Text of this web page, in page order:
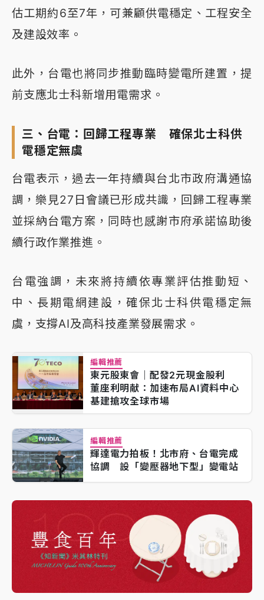
估工期約6至7年，可兼顧供電穩定、工程安全
及建設效率。
此外，台電也將同步推動臨時變電所建置，提
前支應北士科新增用電需求。
三、台電：回歸工程專業 確保北士科供
電穩定無虞
台電表示，過去一年持續與台北市政府溝通協
調，樂見27日會議已形成共識，回歸工程專業
並採納台電方案，同時也感謝市府承諾協助後
續行政作業推進。
台電強調，未來將持續依專業評估推動短、
中、長期電網建設，確保北士科供電穩定無
虞，支撐AI及高科技產業發展需求。
編輯推薦
東元股東會｜配發2元現金股利
董座利明献：加速布局AI資料中心
基建搶攻全球市場
編輯推薦
輝達電力拍板！北市府、台電完成
協調 設「變壓器地下型」變電站